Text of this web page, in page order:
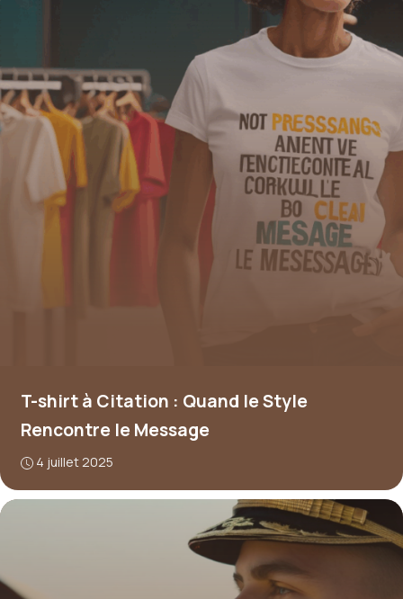
T-shirt à Citation : Quand le Style
Rencontre le Message
4 juillet 2025